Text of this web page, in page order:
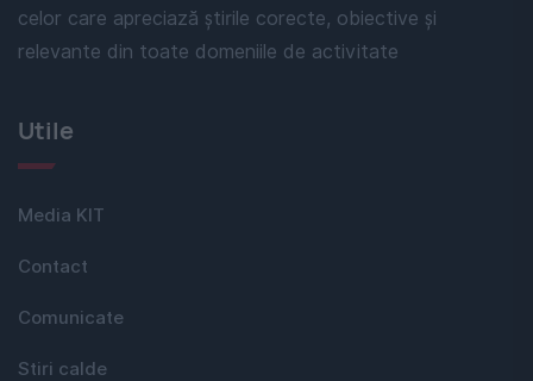
celor care apreciază știrile corecte, obiective și
relevante din toate domeniile de activitate
Utile
Media KIT
Contact
Comunicate
Stiri calde